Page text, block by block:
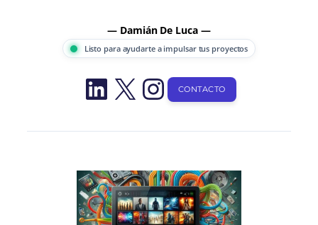
— Damián De Luca —
Listo para ayudarte a impulsar tus proyectos
LinkedIn
X Instagram
CONTACTO